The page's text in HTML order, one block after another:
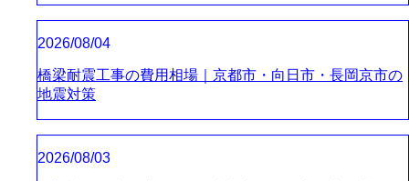
2026/08/04
橋梁耐震工事の費用相場｜京都市・向日市・長岡京市の
地震対策
2026/08/03